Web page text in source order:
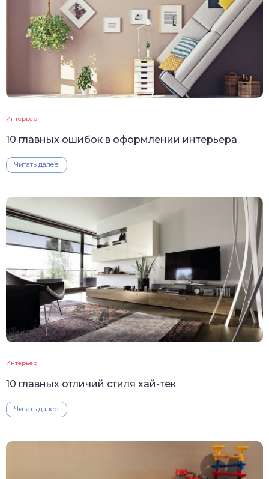
Интерьер
10 главных ошибок в оформлении интерьера
Читать далее
Интерьер
10 главных отличий стиля хай-тек
Читать далее